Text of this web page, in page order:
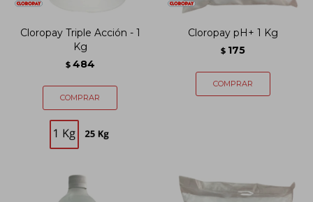
Cloropay Triple Acción - 1
Kg
$ 484
Cloropay pH+ 1 Kg
$ 175